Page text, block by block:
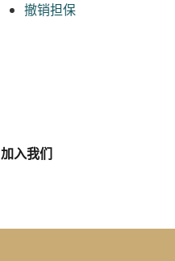
撤销担保
加入我们